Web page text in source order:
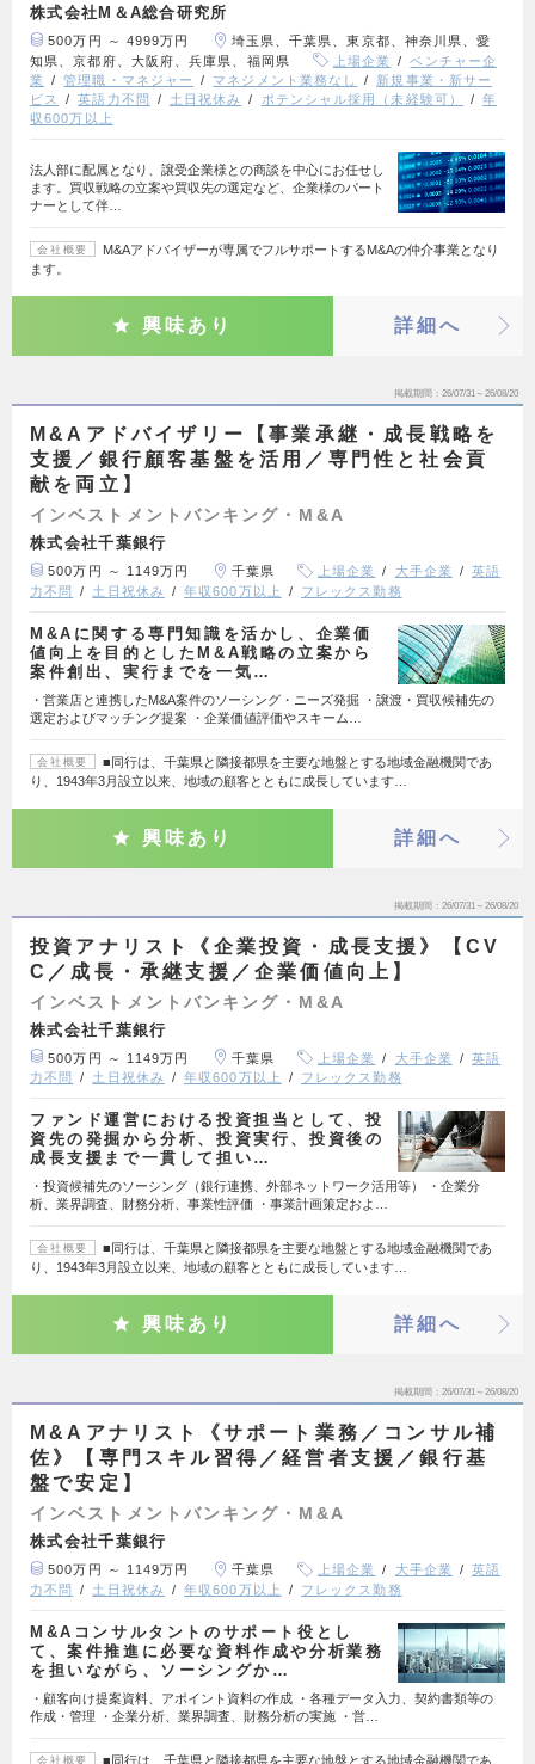
株式会社M＆A総合研究所
500万円 ～ 4999万円
埼玉県、千葉県、東京都、神奈川県、愛
知県、京都府、大阪府、兵庫県、福岡県
上場企業
ベンチャー企
業
管理職・マネジャー マネジメント業務なし
新規事業・新サー
ビス
英語力不問 土日祝休み ポテンシャル採用（未経験可）
年
収600万以上
法人部に配属となり、譲受企業様との商談を中心にお任せし
ます。買収戦略の立案や買収先の選定など、企業様のパート
ナーとして伴…
会社概要
M&Aアドバイザーが専属でフルサポートするM&Aの仲介事業となり
ます。
興味あり 詳細へ
掲載期間 26/07/31～26/08/20
M&Aアドバイザリー【事業承継・成長戦略を
支援／銀行顧客基盤を活用／専門性と社会貢
献を両立】
インベストメントバンキング・M&A
株式会社千葉銀行
500万円 ～ 1149万円 千葉県 上場企業 大手企業
英語
力不問
土日祝休み 年収600万以上 フレックス勤務
M&Aに関する専門知識を活かし、企業価
値向上を目的としたM&A戦略の立案から
案件創出、実行までを一気…
・営業店と連携したM&A案件のソーシング・ニーズ発掘 ・譲渡・買収候補先の
選定およびマッチング提案 ・企業価値評価やスキーム…
会社概要
■同行は、千葉県と隣接都県を主要な地盤とする地域金融機関であ
り、1943年3月設立以来、地域の顧客とともに成長しています…
興味あり 詳細へ
掲載期間 26/07/31～26/08/20
投資アナリスト《企業投資・成長支援》【CV
C／成長・承継支援／企業価値向上】
インベストメントバンキング・M&A
株式会社千葉銀行
500万円 ～ 1149万円 千葉県 上場企業 大手企業
英語
力不問
土日祝休み 年収600万以上 フレックス勤務
ファンド運営における投資担当として、投
資先の発掘から分析、投資実行、投資後の
成長支援まで一貫して担い…
・投資候補先のソーシング（銀行連携、外部ネットワーク活用等） ・企業分
析、業界調査、財務分析、事業性評価 ・事業計画策定およ…
会社概要
■同行は、千葉県と隣接都県を主要な地盤とする地域金融機関であ
り、1943年3月設立以来、地域の顧客とともに成長しています…
興味あり 詳細へ
掲載期間 26/07/31～26/08/20
M&Aアナリスト《サポート業務／コンサル補
佐》【専門スキル習得／経営者支援／銀行基
盤で安定】
インベストメントバンキング・M&A
株式会社千葉銀行
500万円 ～ 1149万円 千葉県 上場企業 大手企業
英語
力不問
土日祝休み 年収600万以上 フレックス勤務
M&Aコンサルタントのサポート役とし
て、案件推進に必要な資料作成や分析業務
を担いながら、ソーシングか…
・顧客向け提案資料、アポイント資料の作成 ・各種データ入力、契約書類等の
作成・管理 ・企業分析、業界調査、財務分析の実施 ・営…
会社概要 ■同行は、千葉県と隣接都県を主要な地盤とする地域金融機関であ